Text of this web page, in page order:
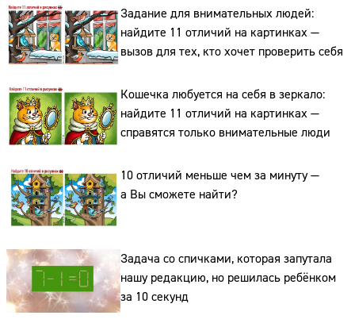
Задание для внимательных людей:
найдите 11 отличий на картинках —
вызов для тех, кто хочет проверить себя
Кошечка любуется на себя в зеркало:
найдите 11 отличий на картинках —
справятся только внимательные люди
10 отличий меньше чем за минуту —
а Вы сможете найти?
Задача со спичками, которая запутала
нашу редакцию, но решилась ребёнком
за 10 секунд
Адрес:
Телефон: